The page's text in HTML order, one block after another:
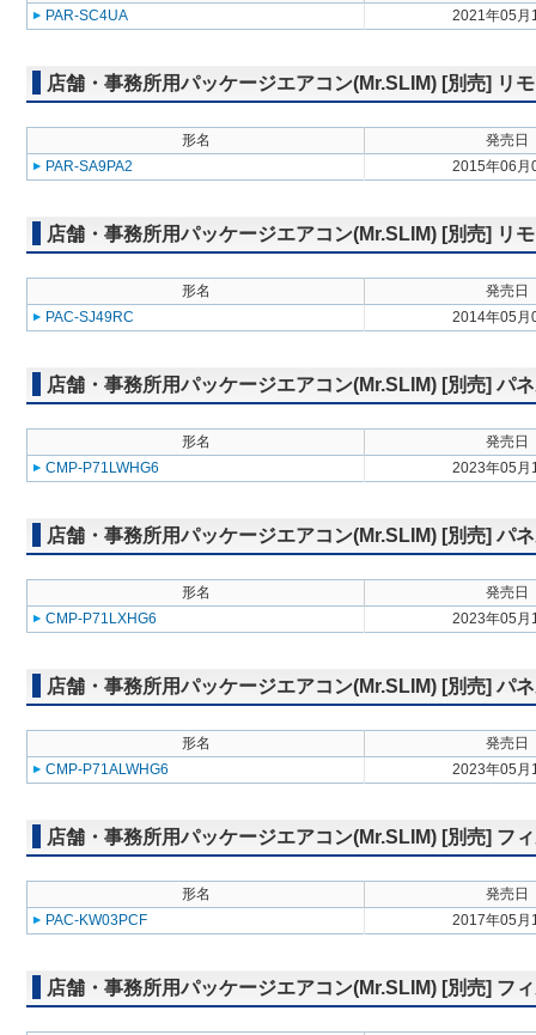
PAR-SC4UA
2021年05月
店舗・事務所用パッケージエアコン(Mr.SLIM) [別売] リ
形名
発売日
PAR-SA9PA2
2015年06月
店舗・事務所用パッケージエアコン(Mr.SLIM) [別売] リ
形名
発売日
PAC-SJ49RC
2014年05月
店舗・事務所用パッケージエアコン(Mr.SLIM) [別売] パ
形名
発売日
CMP-P71LWHG6
2023年05月
店舗・事務所用パッケージエアコン(Mr.SLIM) [別売] パ
形名
発売日
CMP-P71LXHG6
2023年05月
店舗・事務所用パッケージエアコン(Mr.SLIM) [別売] パ
形名
発売日
CMP-P71ALWHG6
2023年05月
店舗・事務所用パッケージエアコン(Mr.SLIM) [別売] フ
形名
発売日
PAC-KW03PCF
2017年05月
店舗・事務所用パッケージエアコン(Mr.SLIM) [別売] フ